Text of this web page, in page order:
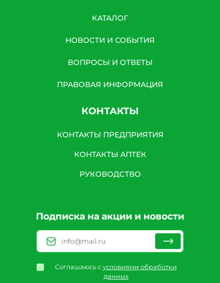
КАТАЛОГ
НОВОСТИ И СОБЫТИЯ
ВОПРОСЫ И ОТВЕТЫ
ПРАВОВАЯ ИНФОРМАЦИЯ
КОНТАКТЫ
КОНТАКТЫ ПРЕДПРИЯТИЯ
КОНТАКТЫ АПТЕК
РУКОВОДСТВО
Подписка на акции и новости
Соглашаюсь сусловиями обработки
данных